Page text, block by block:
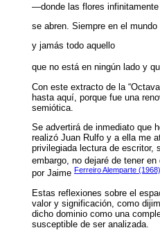
—donde las flores infinitamente
se abren. Siempre en el mundo
y jamás todo aquello
que no está en ningún lado y
Con este extracto de la
hasta aquí, porque fue una
semiótica.
Se advertirá de inmediato que
realizó Juan Rulfo y a ella me
privilegiada lectura de escritor,
embargo, no dejaré de tener
por Jaime Ferreiro Alemparte (1968)
Estas reflexiones sobre el
valor y significación, como
dicho dominio como una
susceptible de ser analizada.